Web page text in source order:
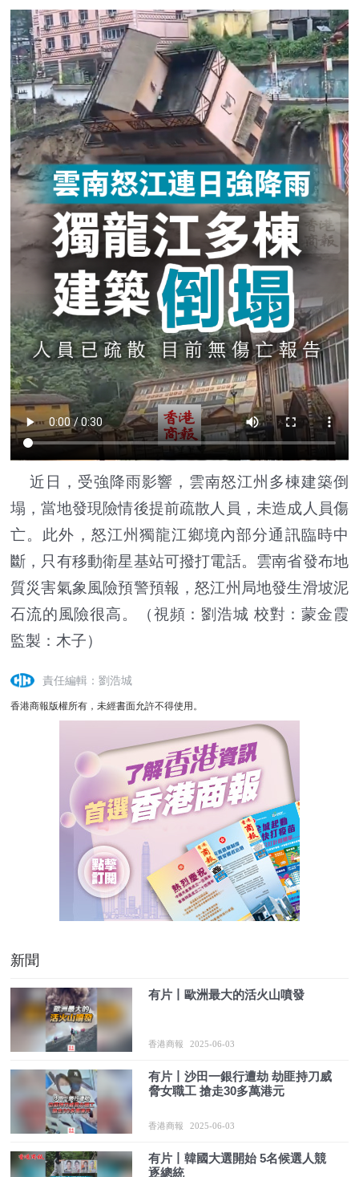
近日，受強降雨影響，雲南怒江州多棟建築倒
塌，當地發現險情後提前疏散人員，未造成人員傷
亡。此外，怒江州獨龍江鄉境內部分通訊臨時中
斷，只有移動衛星基站可撥打電話。雲南省發布地
質災害氣象風險預警預報，怒江州局地發生滑坡泥
石流的風險很高。（視頻：劉浩城 校對：蒙金霞
監製：木子）
責任編輯：劉浩城
香港商報版權所有，未經書面允許不得使用。
新聞
有片丨歐洲最大的活火山噴發
香港商報 2025-06-03
有片丨沙田一銀行遭劫 劫匪持刀威
脅女職工 搶走30多萬港元
香港商報 2025-06-03
有片丨韓國大選開始 5名候選人競
逐總統